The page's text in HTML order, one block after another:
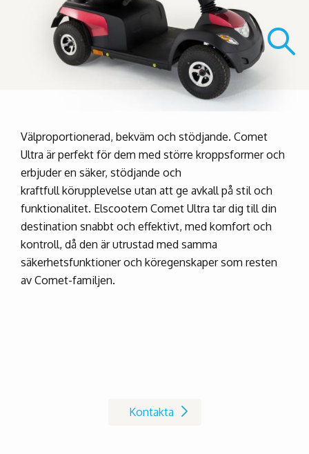
Välproportionerad, bekväm och stödjande. Comet
Ultra är perfekt för dem med större kroppsformer och
erbjuder en säker, stödjande och
kraftfull körupplevelse utan att ge avkall på stil och
funktionalitet. Elscootern Comet Ultra tar dig till din
destination snabbt och effektivt, med komfort och
kontroll, då den är utrustad med samma
säkerhetsfunktioner och köregenskaper som resten
av Comet-familjen.
Kontakta